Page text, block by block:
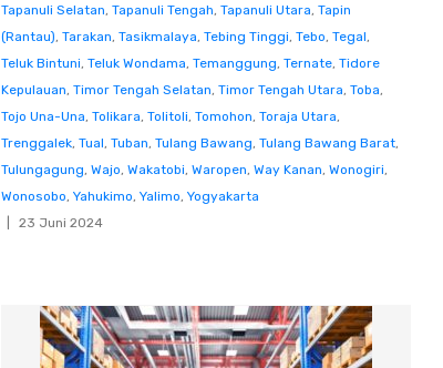
Tapanuli Selatan, Tapanuli Tengah, Tapanuli Utara, Tapin
(Rantau), Tarakan, Tasikmalaya, Tebing Tinggi, Tebo, Tegal,
Teluk Bintuni, Teluk Wondama, Temanggung, Ternate, Tidore
Kepulauan, Timor Tengah Selatan, Timor Tengah Utara, Toba,
Tojo Una-Una, Tolikara, Tolitoli, Tomohon, Toraja Utara,
Trenggalek, Tual, Tuban, Tulang Bawang, Tulang Bawang Barat,
Tulungagung, Wajo, Wakatobi, Waropen, Way Kanan, Wonogiri,
Wonosobo, Yahukimo, Yalimo, Yogyakarta
23 Juni 2024